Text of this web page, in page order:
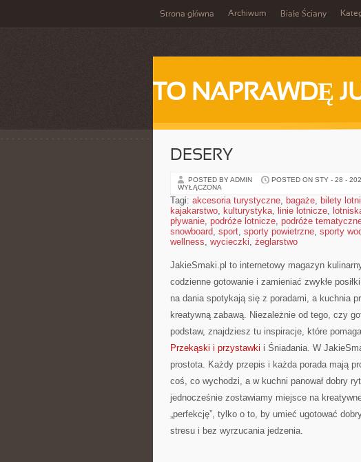
Strona główna Archiwum Białe Ściany
TO NAPRAWDĘ
DESERY
POSTED BY ADMIN POSTED ON STY - 28 -
WYŁĄCZONA
Tagi: akcesoria turystyczne, bagaże, bilety
kajakarstwo, kulturystyka, linie lotnicze,
pływanie, podróże lotnicze, podróże
snowboard, sport, sporty powietrzne, sporty
wellness, wycieczki, żeglarstwo
JakieSmaki.pl to internetowy magazyn
codzienne gotowanie i zamieniać zwykłe
na dania spotykają się z poradami, a kuchnia
kreatywną zabawą. Niezależnie od tego, czy
podstaw, znajdziesz tu inspiracje, które
Przekąski i przystawki i Śniadania. W
prostota. Każdy przepis i każda porada mają
coś, co wychodzi, a w kuchni panował dobry
jednocześnie zostawiamy miejsce na
„perfekcję”, tylko o to, by umieć ugotować
stresu i bez wyrzucania jedzenia.